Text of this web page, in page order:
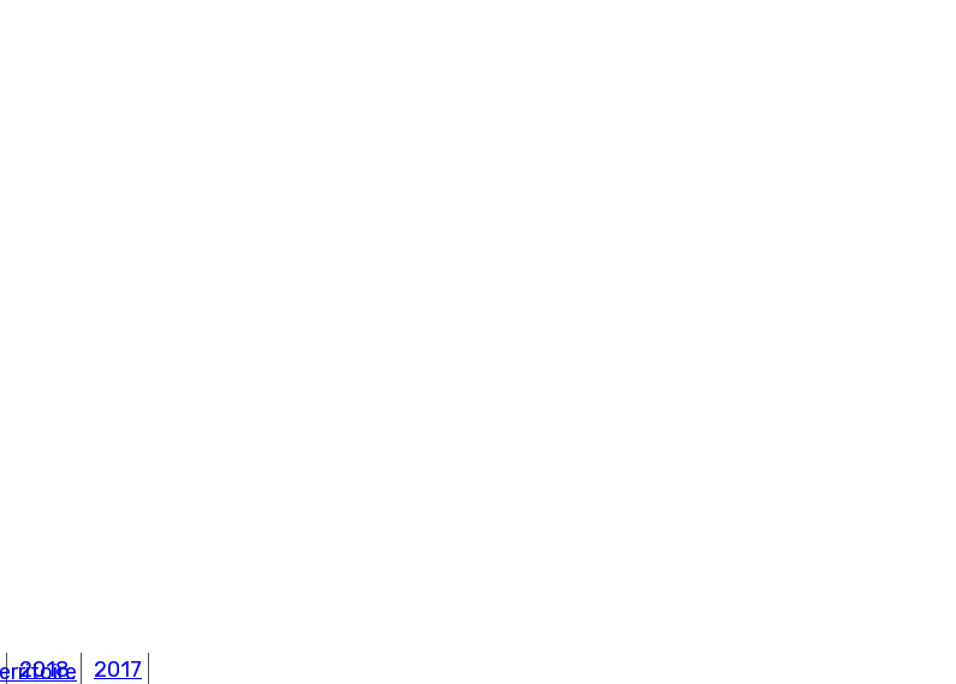
2018 2017